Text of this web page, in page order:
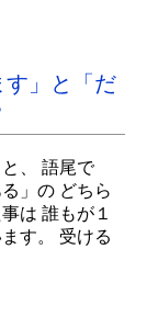
す」と「だ
、 語尾で
」の どちら
は 誰もが１
す。 受ける